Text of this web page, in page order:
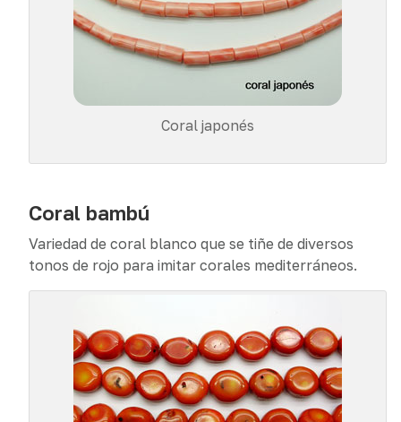
Coral japonés
Coral bambú
Variedad de coral blanco que se tiñe de diversos
tonos de rojo para imitar corales mediterráneos.